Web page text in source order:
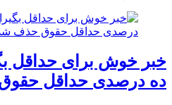
خبر خوش برای حداقل
ده درصدی حداقل